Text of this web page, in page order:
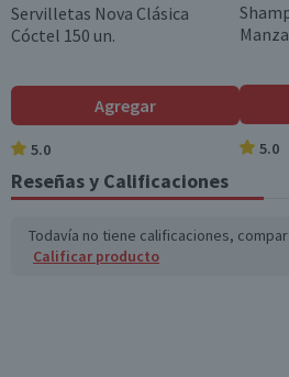
Servilletas Nova Clásica
Cóctel 150 un.
Agregar
5.0 5.0
Reseñas y Calificaciones
Todavía no tiene calificaciones,
Calificar producto